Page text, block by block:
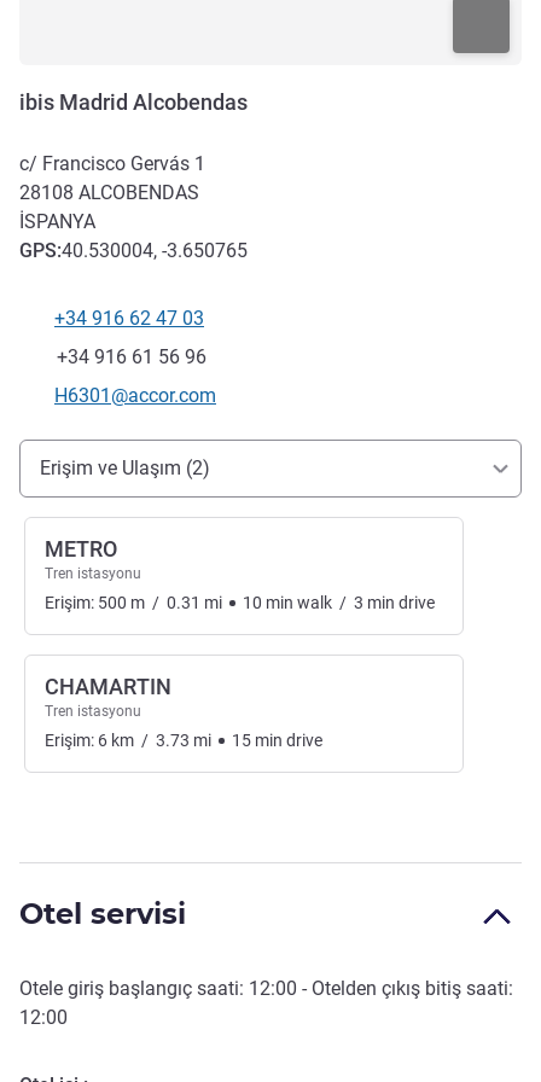
ibis Madrid Alcobendas
c/ Francisco Gervás 1
28108 ALCOBENDAS
İSPANYA
GPS:40.530004, -3.650765
Telefon
+34 916 62 47 03
Faks
+34 916 61 56 96
İletişim için e-posta
H6301@accor.com
Erişim ve ulaşım
Erişim ve Ulaşım (2)
METRO
Tren istasyonu
Erişim: 500 m / 0.31 mi 10 min walk / 3 min drive
CHAMARTIN
Tren istasyonu
Erişim: 6 km / 3.73 mi 15 min drive
Otel servisi
Otele giriş başlangıç saati: 12:00 - Otelden çıkış bitiş saati:
12:00